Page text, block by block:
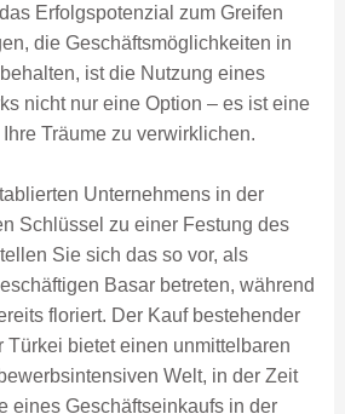
Erfolgspotenzial zum Greifen
die Geschäftsmöglichkeiten in
ist die Nutzung eines
nicht nur eine Option – es ist eine
Träume zu verwirklichen.
Unternehmens in der
Schlüssel zu einer Festung des
Sie sich das so vor, als
Basar betreten, während
floriert. Der Kauf bestehender
Türkei bietet einen unmittelbaren
Welt, in der Zeit
eines Geschäftseinkaufs in der